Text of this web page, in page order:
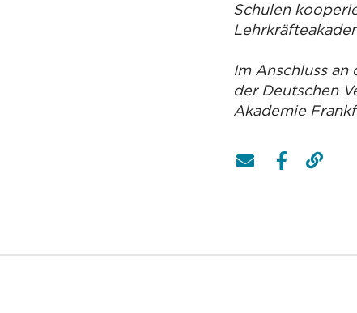
Schulen
Im Anschluss
der Deutschen
Akademie